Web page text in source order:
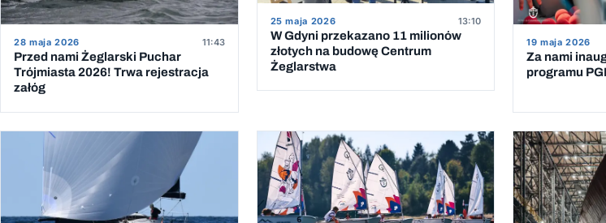
28 maja 2026 11:43
Przed nami Żeglarski Puchar
Trójmiasta 2026! Trwa rejestracja
załóg
25 maja 2026 13:10
W Gdyni przekazano 11 milionów
złotych na budowę Centrum
Żeglarstwa
19 maja 2026
Za nami
programu